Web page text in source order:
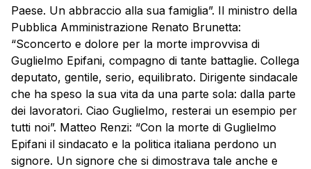
Paese. Un abbraccio alla sua famiglia”. Il ministro della
Pubblica Amministrazione Renato Brunetta:
“Sconcerto e dolore per la morte improvvisa di
Guglielmo Epifani, compagno di tante battaglie. Collega
deputato, gentile, serio, equilibrato. Dirigente sindacale
che ha speso la sua vita da una parte sola: dalla parte
dei lavoratori. Ciao Guglielmo, resterai un esempio per
tutti noi”. Matteo Renzi: “Con la morte di Guglielmo
Epifani il sindacato e la politica italiana perdono un
signore. Un signore che si dimostrava tale anche e